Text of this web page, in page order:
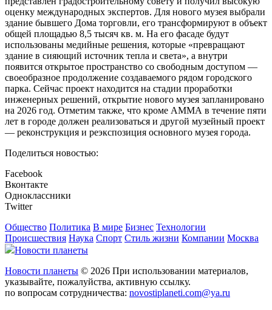
оценку международных экспертов. Для нового музея выбрали
здание бывшего Дома торговли, его трансформируют в объект
общей площадью 8,5 тысяч кв. м. На его фасаде будут
использованы медийные решения, которые «превращают
здание в сияющий источник тепла и света», а внутри
появится открытое пространство со свободным доступом —
своеобразное продолжение создаваемого рядом городского
парка. Сейчас проект находится на стадии проработки
инженерных решений, открытие нового музея запланировано
на 2026 год. Отметим также, что кроме АММА в течение пяти
лет в городе должен реализоваться и другой музейный проект
— реконструкция и реэкспозиция основного музея города.
Поделиться новостью:
Facebook
Вконтакте
Одноклассники
Twitter
Общество Политика В мире Бизнес Технологии
Происшествия Наука Спорт Стиль жизни Компании Москва
Новости планеты
Новости планеты © 2026 При использовании материалов,
указывайте, пожалуйства, активную ссылку.
по вопросам сотрудничества: novostiplaneti.com@ya.ru